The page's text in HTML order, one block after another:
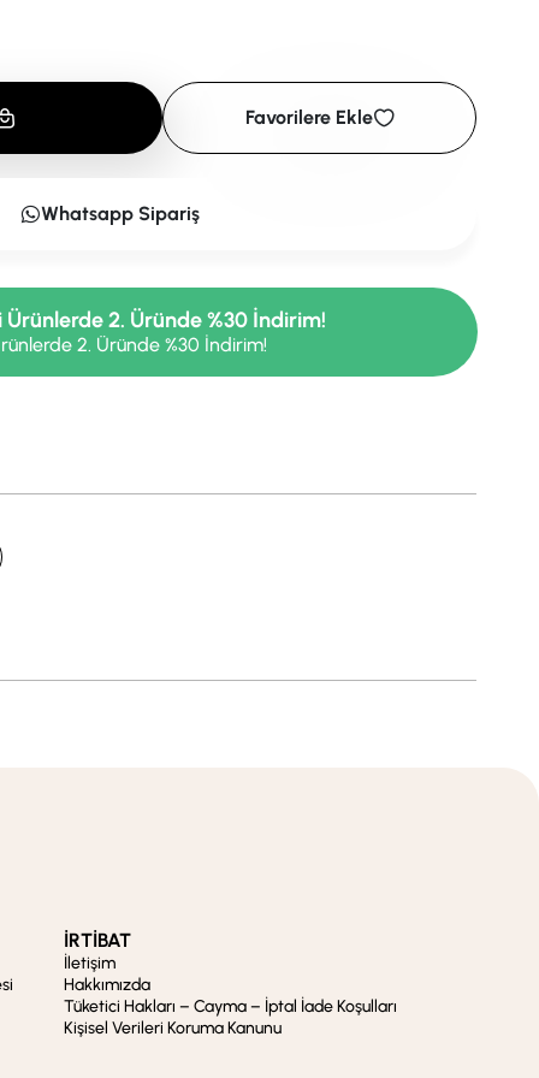
Favorilere Ekle
Whatsapp Sipariş
Ürünlerde 2. Üründe %30 İndirim!
2. Üründe %30 İndirim!
İRTİBAT
İletişim
Hakkımızda
Tüketici Hakları – Cayma – İptal İade Koşulları
Kişisel Verileri Koruma Kanunu